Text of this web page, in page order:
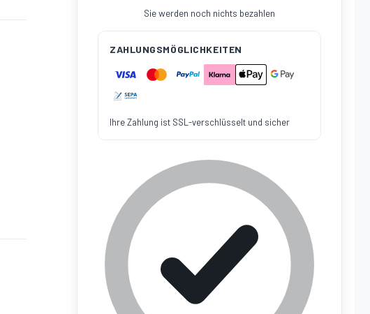
Sie werden noch nichts bezahlen
ZAHLUNGSMÖGLICHKEITEN
Ihre Zahlung ist SSL-verschlüsselt und sicher